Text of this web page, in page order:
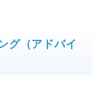
グ（アドバイ